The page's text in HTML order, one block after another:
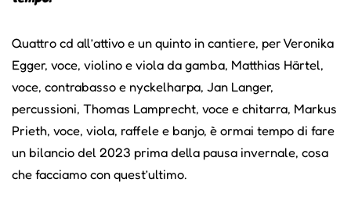
Quattro cd all’attivo e un quinto in cantiere, per Veronika
Egger, voce, violino e viola da gamba, Matthias Härtel,
voce, contrabasso e nyckelharpa, Jan Langer,
percussioni, Thomas Lamprecht, voce e chitarra, Markus
Prieth, voce, viola, raffele e banjo, è ormai tempo di fare
un bilancio del 2023 prima della pausa invernale, cosa
che facciamo con quest’ultimo.